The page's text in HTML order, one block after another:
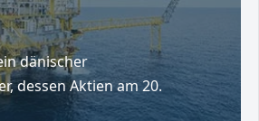
dänischer
dessen Aktien am 20.